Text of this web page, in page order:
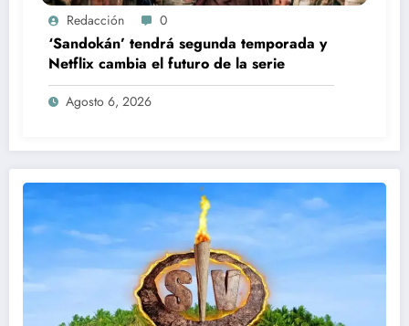
Redacción 0
‘Sandokán’ tendrá segunda temporada y
Netflix cambia el futuro de la serie
Agosto 6, 2026